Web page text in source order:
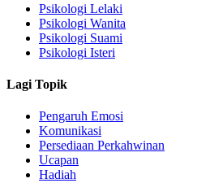
Psikologi Lelaki
Psikologi Wanita
Psikologi Suami
Psikologi Isteri
Lagi Topik
Pengaruh Emosi
Komunikasi
Persediaan Perkahwinan
Ucapan
Hadiah